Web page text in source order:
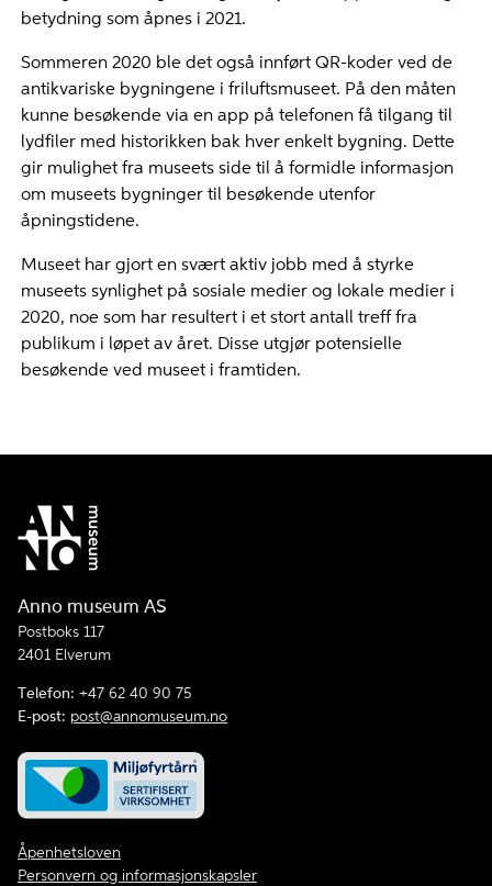
betydning som åpnes i 2021.
Sommeren 2020 ble det også innført QR-koder ved de
antikvariske bygningene i friluftsmuseet. På den måten
kunne besøkende via en app på telefonen få tilgang til
lydfiler med historikken bak hver enkelt bygning. Dette
gir mulighet fra museets side til å formidle informasjon
om museets bygninger til besøkende utenfor
åpningstidene.
Museet har gjort en svært aktiv jobb med å styrke
museets synlighet på sosiale medier og lokale medier i
2020, noe som har resultert i et stort antall treff fra
publikum i løpet av året. Disse utgjør potensielle
besøkende ved museet i framtiden.
Anno museum AS
Postboks 117
2401 Elverum
Telefon: +47 62 40 90 75
E-post: post@annomuseum.no
Åpenhetsloven
Personvern og informasjonskapsler